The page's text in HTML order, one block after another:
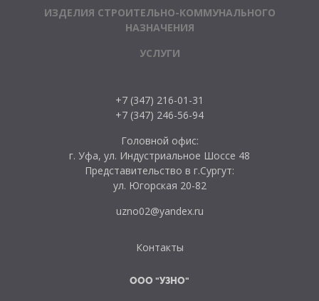
ИЗДЕЛИЯ СТРОИТЕЛЬНО-КОММУНАЛЬНОГО
НАЗНАЧЕНИЯ
УСЛУГИ
+7 (347) 216-01-31
+7 (347) 246-56-94
Головной офис:
г. Уфа, ул. Индустриальное Шоссе 48
Представительство в г.Сургут:
ул. Югорская 20-82
uzno02@yandex.ru
Контакты
ООО "УЗНО"